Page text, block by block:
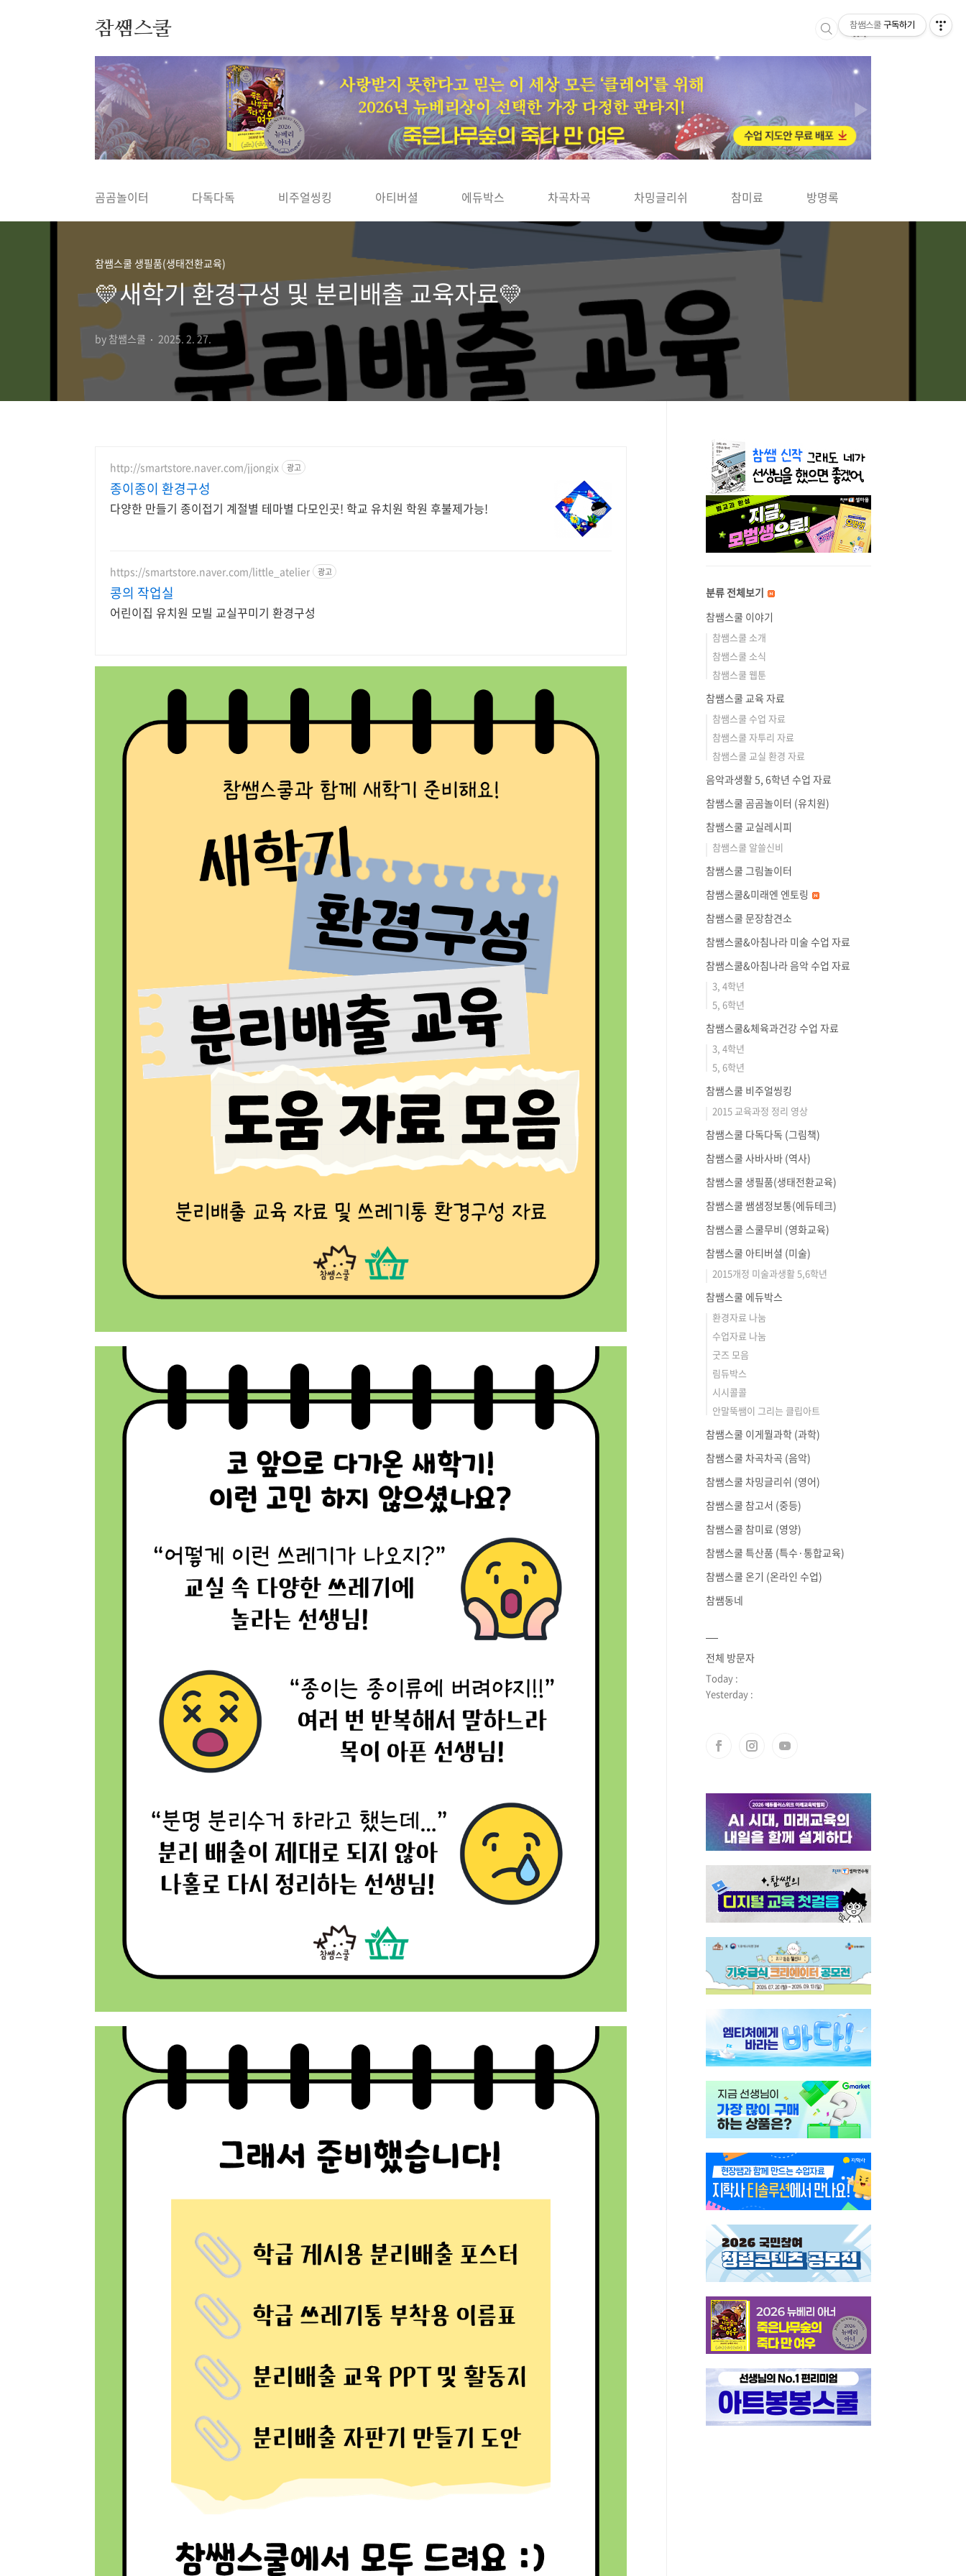
참쌤스쿨
◀ ▶
곰곰놀이터 다독다독 비주얼씽킹 아티버셜 에듀박스 차곡차곡 차밍글리쉬 참미료 방명록
참쌤스쿨 생필품(생태전환교육)
💛새학기 환경구성 및 분리배출 교육자료💛
by 참쌤스쿨 2025. 2. 27.
http://smartstore.naver.com/jjongix 광고
종이종이 환경구성
다양한 만들기 종이접기 계절별 테마별 다모인곳! 학교 유치원 학원 후불제가능!
https://smartstore.naver.com/little_atelier 광고
콩의 작업실
어린이집 유치원 모빌 교실꾸미기 환경구성
분류 전체보기
참쌤스쿨 이야기
참쌤스쿨 소개
참쌤스쿨 소식
참쌤스쿨 웹툰
참쌤스쿨 교육 자료
참쌤스쿨 수업 자료
참쌤스쿨 자투리 자료
참쌤스쿨 교실 환경 자료
음악과생활 5, 6학년 수업 자료
참쌤스쿨 곰곰놀이터 (유치원)
참쌤스쿨 교실레시피
참쌤스쿨 알쓸신비
참쌤스쿨 그림놀이터
참쌤스쿨&미래엔 엔토링
참쌤스쿨 문장참견소
참쌤스쿨&아침나라 미술 수업 자료
참쌤스쿨&아침나라 음악 수업 자료
3, 4학년
5, 6학년
참쌤스쿨&체육과건강 수업 자료
3, 4학년
5, 6학년
참쌤스쿨 비주얼씽킹
2015 교육과정 정리 영상
참쌤스쿨 다독다독 (그림책)
참쌤스쿨 사바사바 (역사)
참쌤스쿨 생필품(생태전환교육)
참쌤스쿨 쌤샘정보통(에듀테크)
참쌤스쿨 스쿨무비 (영화교육)
참쌤스쿨 아티버셜 (미술)
2015개정 미술과생활 5,6학년
참쌤스쿨 에듀박스
환경자료 나눔
수업자료 나눔
굿즈 모음
림듀박스
시시콜콜
안말뚝쌤이 그리는 클립아트
참쌤스쿨 이게뭘과학 (과학)
참쌤스쿨 차곡차곡 (음악)
참쌤스쿨 차밍글리쉬 (영어)
참쌤스쿨 참고서 (중등)
참쌤스쿨 참미료 (영양)
참쌤스쿨 특산품 (특수·통합교육)
참쌤스쿨 온기 (온라인 수업)
참쌤동네
전체 방문자
Today :
Yesterday :
참쌤스쿨 구독하기